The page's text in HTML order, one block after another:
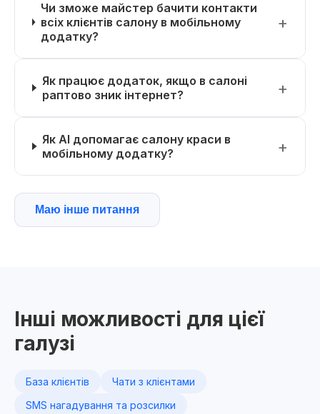
Чи зможе майстер бачити контакти
всіх клієнтів салону в мобільному
додатку?
Як працює додаток, якщо в салоні
раптово зник інтернет?
Як AI допомагає салону краси в
мобільному додатку?
Маю інше питання
Інші можливості для цієї
галузі
База клієнтів
Чати з клієнтами
SMS нагадування та розсилки